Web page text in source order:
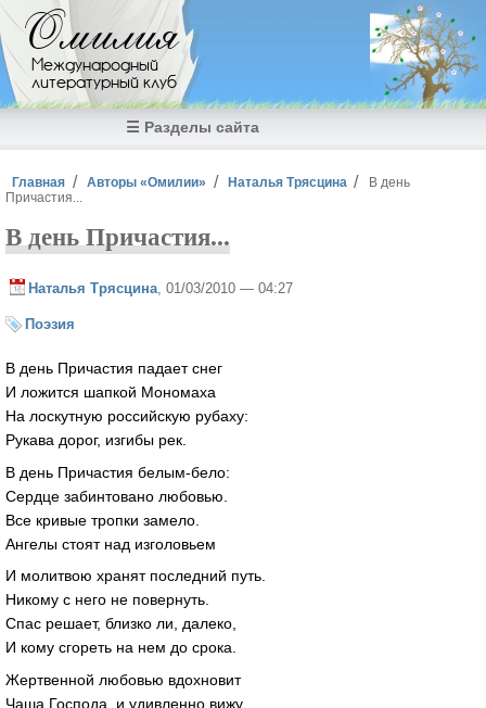
Перейти к основному содержанию
Омилия
Международный
литературный клуб
☰ Разделы сайта
Вы здесь
Главная Авторы «Омилии» Наталья Трясцина
В день
Причастия...
В день Причастия...
Наталья Трясцина , 01/03/2010 — 04:27
Поэзия
В день Причастия падает снег
И ложится шапкой Мономаха
На лоскутную российскую рубаху:
Рукава дорог, изгибы рек.
В день Причастия белым-бело:
Сердце забинтовано любовью.
Все кривые тропки замело.
Ангелы стоят над изголовьем
И молитвою хранят последний путь.
Никому с него не повернуть.
Спас решает, близко ли, далеко,
И кому сгореть на нем до срока.
Жертвенной любовью вдохновит
Чаша Господа, и удивленно вижу,